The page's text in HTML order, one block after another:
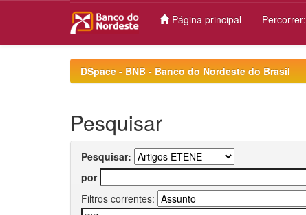
Página principal Percorrer:
DSpace - BNB - Banco do Nordeste do Brasil
Pesquisar
Pesquisar:
por
Filtros correntes: